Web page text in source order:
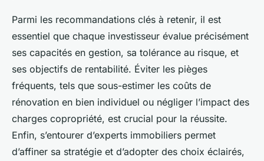
Parmi les recommandations clés à retenir, il est
essentiel que chaque investisseur évalue précisément
ses capacités en gestion, sa tolérance au risque, et
ses objectifs de rentabilité. Éviter les pièges
fréquents, tels que sous-estimer les coûts de
rénovation en bien individuel ou négliger l’impact des
charges copropriété, est crucial pour la réussite.
Enfin, s’entourer d’experts immobiliers permet
d’affiner sa stratégie et d’adopter des choix éclairés,